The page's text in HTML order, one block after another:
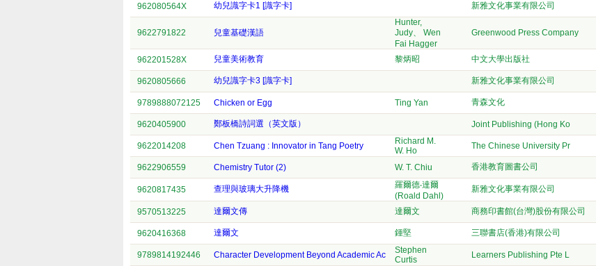
962080564X 幼兒識字卡1 [識字卡] 新雅文化事業有限公司
9622791822 兒童基礎漢語
Hunter,
Judy、 Wen
Fai Hagger
Greenwood Press Company
962201528X 兒童美術教育 黎炳昭 中文大學出版社
9620805666 幼兒識字卡3 [識字卡] 新雅文化事業有限公司
9789888072125 Chicken or Egg Ting Yan 青森文化
9620405900 鄭板橋詩詞選（英文版） Joint Publishing (Hong Ko
9622014208 Chen Tzuang : Innovator in Tang Poetry
Richard M.
W. Ho
The Chinese University Pr
9622906559 Chemistry Tutor (2) W. T. Chiu 香港教育圖書公司
9620817435 查理與玻璃大升降機
羅爾德‧達爾
(Roald Dahl)
新雅文化事業有限公司
9570513225 達爾文傳 達爾文 商務印書館(台灣)股份有限公司
9620416368 達爾文 鍾堅 三聯書店(香港)有限公司
9789814192446 Character Development Beyond Academic Ac
Stephen
Curtis
Learners Publishing Pte L